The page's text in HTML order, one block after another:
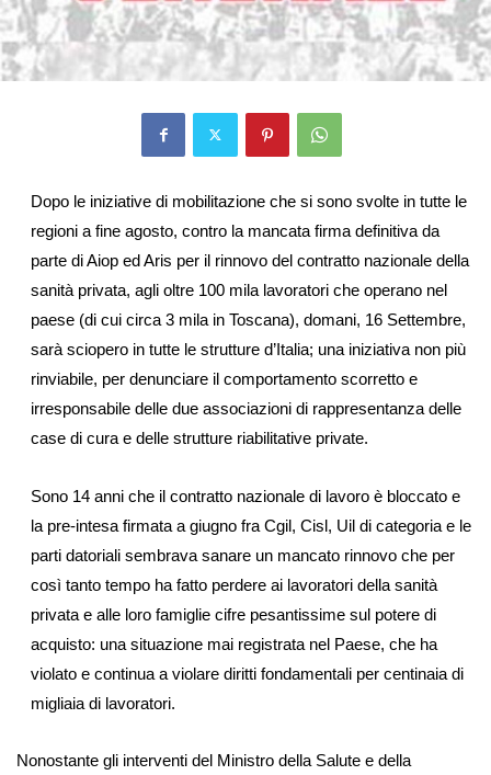
Dopo le iniziative di mobilitazione che si sono svolte in tutte le
regioni a fine agosto, contro la mancata firma definitiva da
parte di Aiop ed Aris per il rinnovo del contratto nazionale della
sanità privata, agli oltre 100 mila lavoratori che operano nel
paese (di cui circa 3 mila in Toscana), domani, 16 Settembre,
sarà sciopero in tutte le strutture d’Italia; una iniziativa non più
rinviabile, per denunciare il comportamento scorretto e
irresponsabile delle due associazioni di rappresentanza delle
case di cura e delle strutture riabilitative private.
Sono 14 anni che il contratto nazionale di lavoro è bloccato e
la pre-intesa firmata a giugno fra Cgil, Cisl, Uil di categoria e le
parti datoriali sembrava sanare un mancato rinnovo che per
così tanto tempo ha fatto perdere ai lavoratori della sanità
privata e alle loro famiglie cifre pesantissime sul potere di
acquisto: una situazione mai registrata nel Paese, che ha
violato e continua a violare diritti fondamentali per centinaia di
migliaia di lavoratori.
Nonostante gli interventi del Ministro della Salute e della